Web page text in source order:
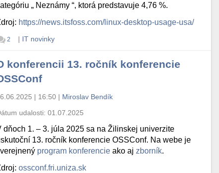
„ Neznámy “, ktorá predstavuje 4,76 %.
https://news.itsfoss.com/linux-desktop-usage-usa/
2 | IT novinky
konferencii 13. ročník konferencie
| 16:50 | Miroslav Bendík
udalosti:01.07.2025
dňoch 1. – 3. júla 2025 sa na Žilinskej univerzite
13. ročník konferencie OSSConf. Na webe je
program konferencie ako aj zborník.
ossconf.fri.uniza.sk